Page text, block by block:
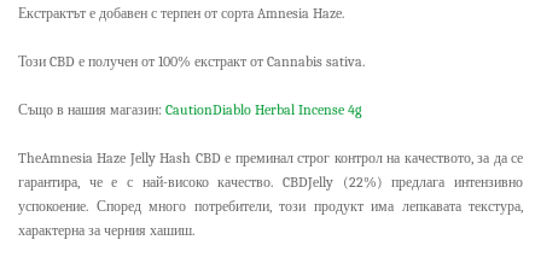
Екстрактът е добавен с терпен от сорта Amnesia Haze.
Този CBD е получен от 100% екстракт от Cannabis sativa.
Също в нашия магазин: CautionDiablo Herbal Incense 4g
TheAmnesia Haze Jelly Hash CBD е преминал строг контрол на качеството, за да се
гарантира, че е с най-високо качество. CBDJelly (22%) предлага интензивно
успокоение. Според много потребители, този продукт има лепкавата текстура,
характерна за черния хашиш.